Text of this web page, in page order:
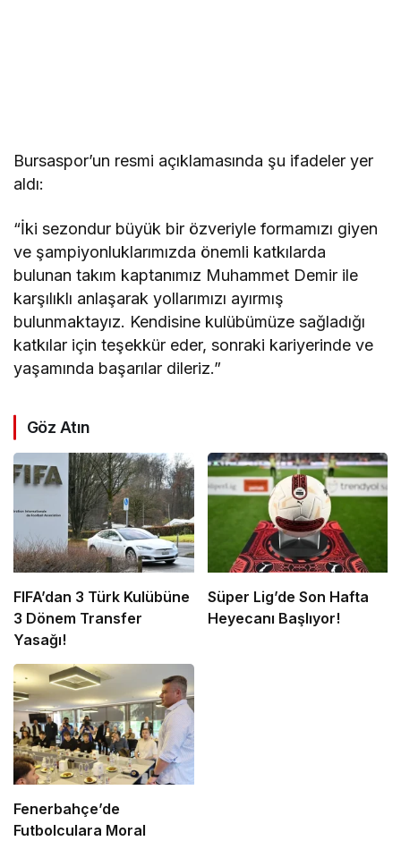
Bursaspor’un resmi açıklamasında şu ifadeler yer
aldı:
“İki sezondur büyük bir özveriyle formamızı giyen
ve şampiyonluklarımızda önemli katkılarda
bulunan takım kaptanımız Muhammet Demir ile
karşılıklı anlaşarak yollarımızı ayırmış
bulunmaktayız. Kendisine kulübümüze sağladığı
katkılar için teşekkür eder, sonraki kariyerinde ve
yaşamında başarılar dileriz.”
Göz Atın
FIFA’dan 3 Türk Kulübüne
3 Dönem Transfer
Yasağı!
Süper Lig’de Son Hafta
Heyecanı Başlıyor!
Fenerbahçe’de
Futbolculara Moral